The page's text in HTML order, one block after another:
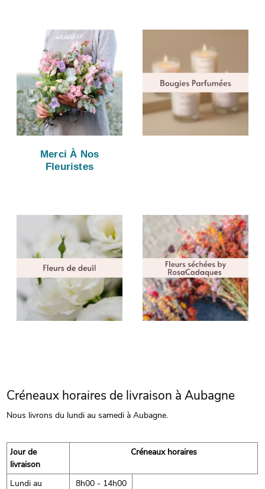
Merci À Nos
Fleuristes
Créneaux horaires de livraison à Aubagne
Nous livrons du lundi au samedi à Aubagne.
Jour de
livraison
Créneaux horaires
Lundi au
8h00 - 14h00